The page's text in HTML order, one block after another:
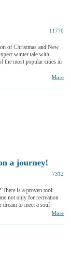
11770
of Christmas and New
winter tale with
the most popular cities in
More
a journey!
7312
is a proven tool:
not only for recreation
to meet a soul
More